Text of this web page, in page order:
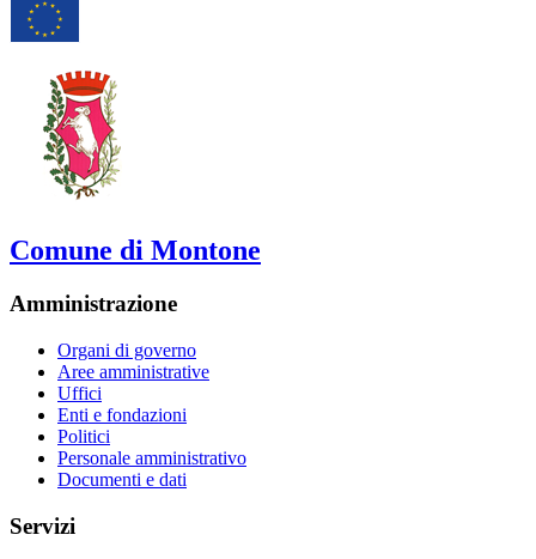
Comune di Montone
Amministrazione
Organi di governo
Aree amministrative
Uffici
Enti e fondazioni
Politici
Personale amministrativo
Documenti e dati
Servizi